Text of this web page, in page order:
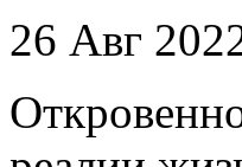
26 Авг